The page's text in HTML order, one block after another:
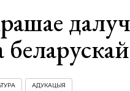
АДУКАЦЫЯ